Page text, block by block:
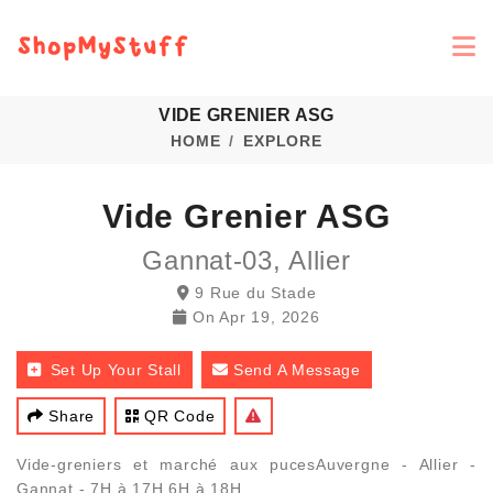
VIDE GRENIER ASG
HOME EXPLORE
Vide Grenier ASG
Gannat-03, Allier
9 Rue du Stade
On Apr 19, 2026
Set Up Your Stall Send A Message
Share QR Code
Vide-greniers et marché aux pucesAuvergne - Allier -
Gannat - 7H à 17H 6H à 18H